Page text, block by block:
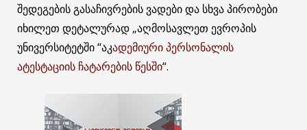
შედეგების გასაჩივრების ვადები და სხვა პირობები
იხილეთ დეტალურად „აღმოსავლეთ ევროპის
უნივერსიტეტში “აკადემიური პერსონალის
ატესტაციის ჩატარების წესში“.